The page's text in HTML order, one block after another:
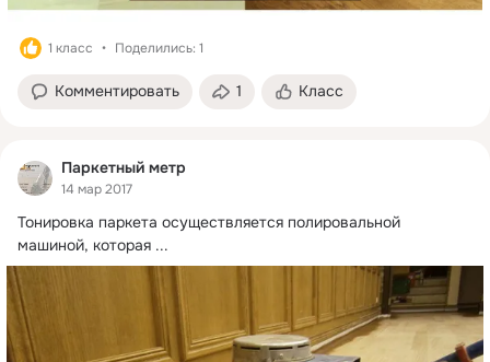
1 класс Поделились: 1
Комментировать 1 Класс
Паркетный метр
14 мар 2017
Тонировка паркета осуществляется полировальной
машиной, которая ...